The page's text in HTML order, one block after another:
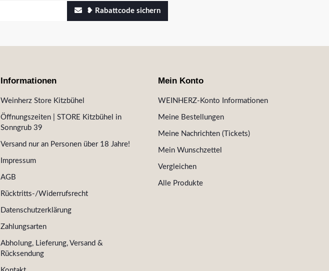
❥ Rabattcode sichern
Informationen
Weinherz Store Kitzbühel
Öffnungszeiten | STORE Kitzbühel in
Sonngrub 39
Versand nur an Personen über 18 Jahre!
Impressum
AGB
Rücktritts-/Widerrufsrecht
Datenschutzerklärung
Zahlungsarten
Abholung, Lieferung, Versand &
Rücksendung
Mein Konto
WEINHERZ-Konto Informationen
Meine Bestellungen
Meine Nachrichten (Tickets)
Mein Wunschzettel
Vergleichen
Alle Produkte